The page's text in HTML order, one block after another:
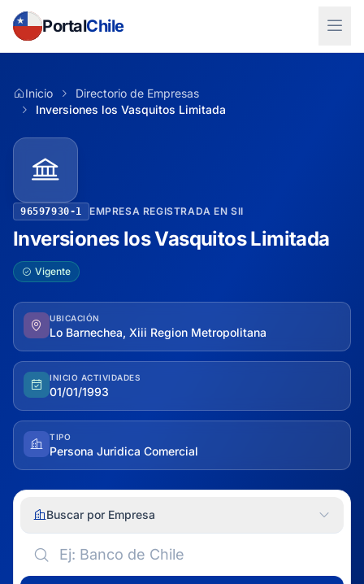
PortalChile
Inicio
Directorio de Empresas
Inversiones los Vasquitos Limitada
96597930-1 EMPRESA REGISTRADA EN SII
Inversiones los Vasquitos Limitada
Vigente
UBICACIÓN
Lo Barnechea, Xiii Region Metropolitana
INICIO ACTIVIDADES
01/01/1993
TIPO
Persona Juridica Comercial
Buscar por Empresa